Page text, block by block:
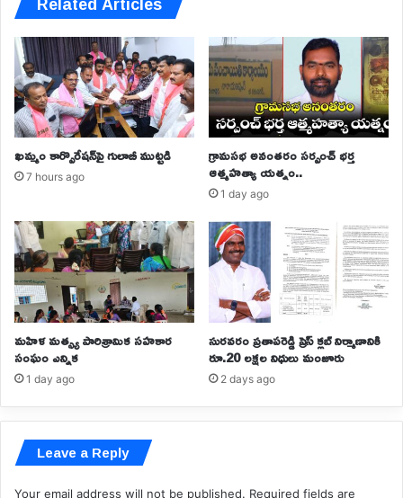
ఖమ్మం కార్పొరేషన్‌పై గులాబీ ముట్టడి
7 hours ago
గ్రామసభ అనంతరం సర్పంచ్ భర్త
ఆత్మహత్యా యత్నం..
1 day ago
మహిళ మత్స్య పారిశ్రామిక సహకార
సంఘం ఎన్నిక
1 day ago
సురవరం ప్రతాపరెడ్డి ప్రెస్ క్లబ్ నిర్మాణానికి
రూ.20 లక్షల నిధులు మంజూరు
2 days ago
Leave a Reply
Your email address will not be published. Required fields are